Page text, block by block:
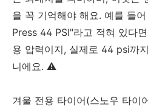
을 꼭 기억해야 해요. 예를 들
Press 44 PSI"라고 적혀 있다
용 압력이지, 실제로 44 psi까
니에요. ⚠️
겨울 전용 타이어(스노우 타이